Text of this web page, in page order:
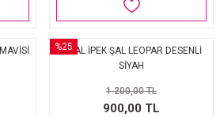
%25
VUAL İPEK ŞAL LEOPAR DESENLİ
SİYAH
1.200,00 TL
900,00 TL